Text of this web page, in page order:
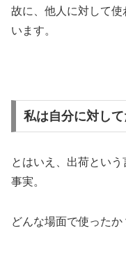
故に、他人に対して
います。
私は自分に対し
とはいえ、出荷とい
事実。
どんな場面で使ったか